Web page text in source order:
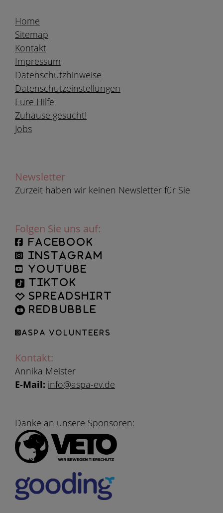
Home
Sitemap
Kontakt
Impressum
Datenschutzhinweise
Datenschutzeinstellungen
Eure Hilfe
Zuhause gesucht!
Jobs
Newsletter
Zurzeit haben wir keinen Newsletter für Sie
Folgen Sie uns auf:
facebook
instagram
YouTube
TikTok
Spreadshirt
Redbubble
ASPA Volunteers
Kontakt:
Annika Meister
E-Mail: info@aspa-ev.de
Danke an unsere Sponsoren: